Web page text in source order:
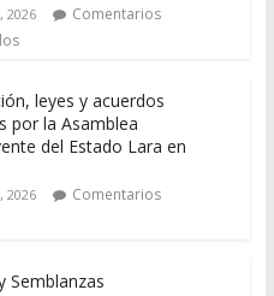
2026
Comentarios
leyes y acuerdos
por la Asamblea
del Estado Lara en
2026
Comentarios
Semblanzas